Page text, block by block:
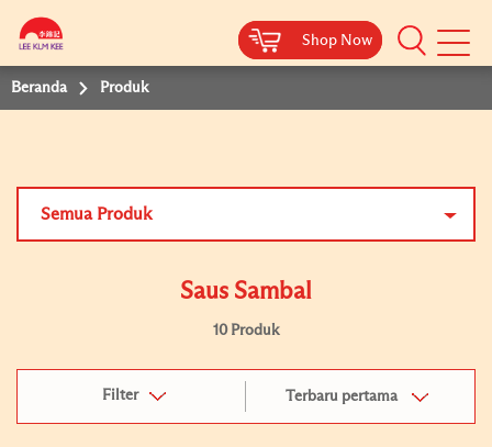
Shop Now
Shop Now
Beranda Produk
Semua Produk
Saus Sambal
10 Produk
Filter Terbaru pertama